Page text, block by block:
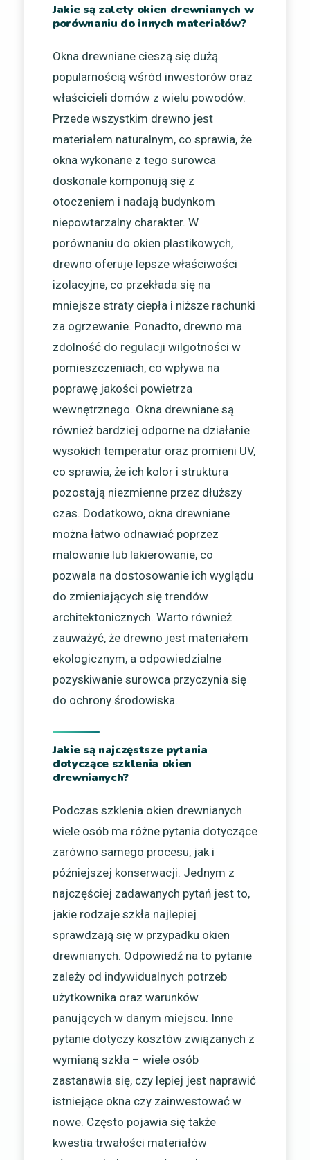
Jakie są zalety okien drewnianych w
porównaniu do innych materiałów?
Okna drewniane cieszą się dużą
popularnością wśród inwestorów oraz
właścicieli domów z wielu powodów.
Przede wszystkim drewno jest
materiałem naturalnym, co sprawia, że
okna wykonane z tego surowca
doskonale komponują się z
otoczeniem i nadają budynkom
niepowtarzalny charakter. W
porównaniu do okien plastikowych,
drewno oferuje lepsze właściwości
izolacyjne, co przekłada się na
mniejsze straty ciepła i niższe rachunki
za ogrzewanie. Ponadto, drewno ma
zdolność do regulacji wilgotności w
pomieszczeniach, co wpływa na
poprawę jakości powietrza
wewnętrznego. Okna drewniane są
również bardziej odporne na działanie
wysokich temperatur oraz promieni UV,
co sprawia, że ich kolor i struktura
pozostają niezmienne przez dłuższy
czas. Dodatkowo, okna drewniane
można łatwo odnawiać poprzez
malowanie lub lakierowanie, co
pozwala na dostosowanie ich wyglądu
do zmieniających się trendów
architektonicznych. Warto również
zauważyć, że drewno jest materiałem
ekologicznym, a odpowiedzialne
pozyskiwanie surowca przyczynia się
do ochrony środowiska.
Jakie są najczęstsze pytania
dotyczące szklenia okien
drewnianych?
Podczas szklenia okien drewnianych
wiele osób ma różne pytania dotyczące
zarówno samego procesu, jak i
późniejszej konserwacji. Jednym z
najczęściej zadawanych pytań jest to,
jakie rodzaje szkła najlepiej
sprawdzają się w przypadku okien
drewnianych. Odpowiedź na to pytanie
zależy od indywidualnych potrzeb
użytkownika oraz warunków
panujących w danym miejscu. Inne
pytanie dotyczy kosztów związanych z
wymianą szkła – wiele osób
zastanawia się, czy lepiej jest naprawić
istniejące okna czy zainwestować w
nowe. Często pojawia się także
kwestia trwałości materiałów